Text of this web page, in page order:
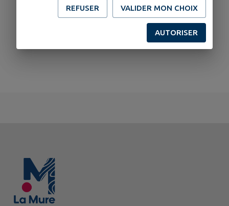
REFUSER VALIDER MON CHOIX
AUTORISER